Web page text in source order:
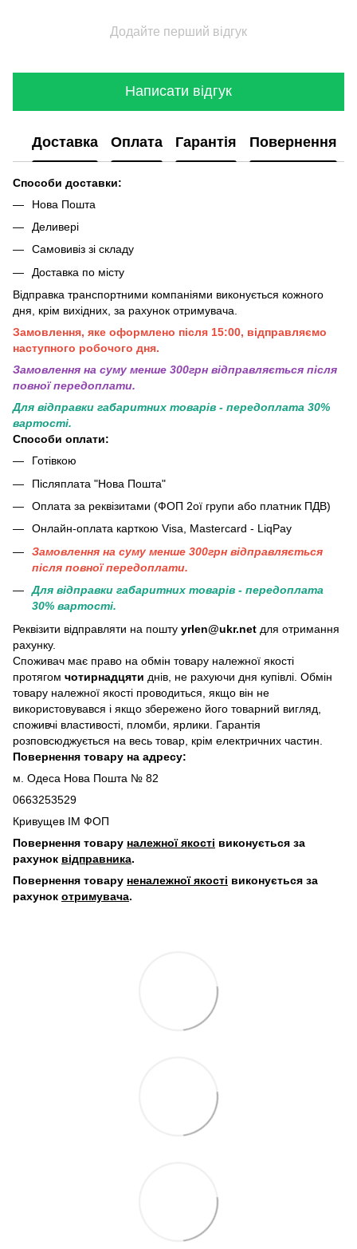
Додайте перший відгук
Написати відгук
Доставка Оплата Гарантія Повернення
Способи доставки:
Нова Пошта
Деливері
Самовивіз зі складу
Доставка по місту
Відправка транспортними компаніями виконується кожного
дня, крім вихідних, за рахунок отримувача.
Замовлення, яке оформлено після 15:00, відправляємо
наступного робочого дня.
Замовлення на суму менше 300грн вiдправляється пiсля
повної передоплати.
Для відправки габаритних товарів - передоплата 30%
вартості.
Способи оплати:
Готівкою
Післяплата "Нова Пошта"
Оплата за реквізитами (ФОП 2ої групи або платник ПДВ)
Онлайн-оплата карткою Visa, Mastercard - LiqPay
Замовлення на суму менше 300грн вiдправляється
пiсля повної передоплати.
Для відправки габаритних товарів - передоплата
30% вартості.
Реквізити відправляти на пошту yrlen@ukr.net для отримання
рахунку.
Споживач має право на обмін товару належної якості
протягом чотирнадцяти днів, не рахуючи дня купівлі. Обмін
товару належної якості проводиться, якщо він не
використовувався і якщо збережено його товарний вигляд,
споживчі властивості, пломби, ярлики. Гарантія
розповсюджується на весь товар, крім електричних частин.
Повернення товару на адресу:
м. Одеса Нова Пошта № 82
0663253529
Кривущев ІМ ФОП
Повернення товару належної якості виконується за
рахунок відправника.
Повернення товару неналежної якості виконується за
рахунок отримувача.